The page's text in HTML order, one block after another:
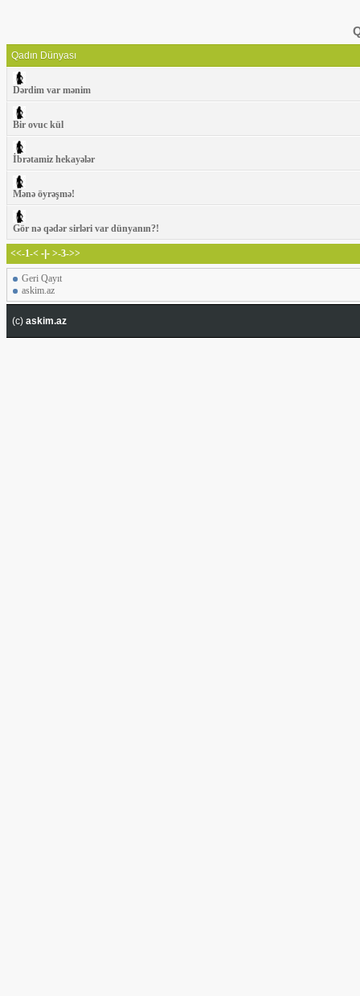
Qadın Dünyası
Dərdim var mənim
Bir ovuc kül
İbrətamiz hekayələr
Mənə öyrəşmə!
Gör nə qədər sirləri var dünyanın?!
<<-1-< -|- >-3->>
Geri Qayıt
askim.az
(c) askim.az